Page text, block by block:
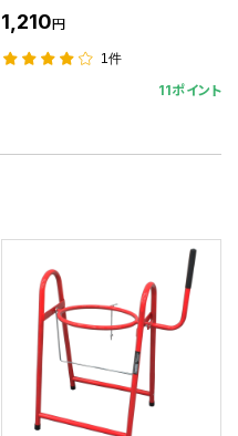
1,210円
1件
11ポイント